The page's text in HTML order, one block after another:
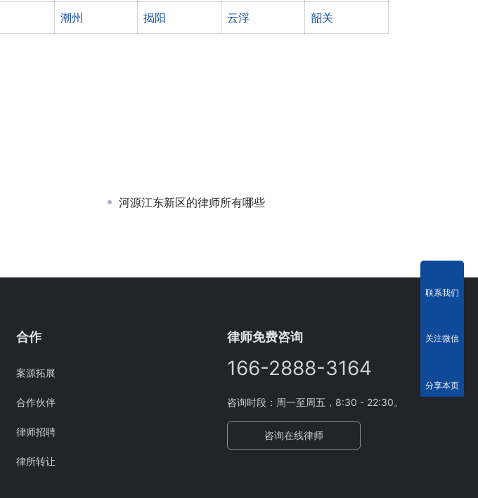
潮州 揭阳 云浮 韶关
河源江东新区的律师所有哪些
合作
案源拓展
合作伙伴
律师招聘
律所转让
律师免费咨询
166-2888-3164
咨询时段：周一至周五，8:30 - 22:30。
咨询在线律师
联系我们
关注微信
分享本页